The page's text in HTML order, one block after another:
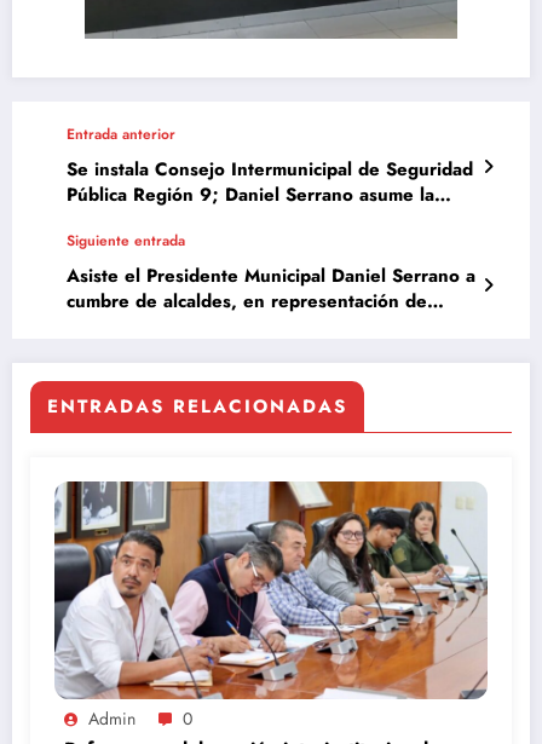
Entrada anterior
Se instala Consejo Intermunicipal de Seguridad
Pública Región 9; Daniel Serrano asume la
Siguiente entrada
Asiste el Presidente Municipal Daniel Serrano a
cumbre de alcaldes, en representación de
ENTRADAS RELACIONADAS
Admin 0